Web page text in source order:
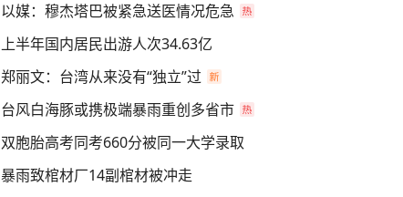
以媒：穆杰塔巴被紧急送医情况危急
上半年国内居民出游人次34.63亿
郑丽文：台湾从来没有“独立”过
台风白海豚或携极端暴雨重创多省市
双胞胎高考同考660分被同一大学录取
暴雨致棺材厂14副棺材被冲走